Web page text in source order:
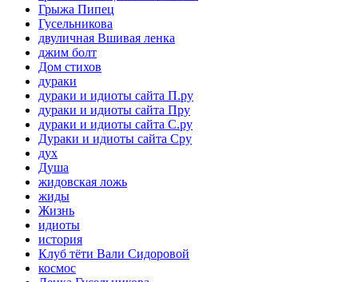
Грыжа Пипец
Гусельникова
двуличная Вшивая ленка
джим болт
Дом стихов
дураки
дураки и идиоты сайта П.ру
дураки и идиоты сайта Пру
дураки и идиоты сайта С.ру
Дураки и идиоты сайта Сру
дух
Душа
жидовская ложь
жиды
Жизнь
идиоты
история
Клуб тёти Вали Сидоровой
космос